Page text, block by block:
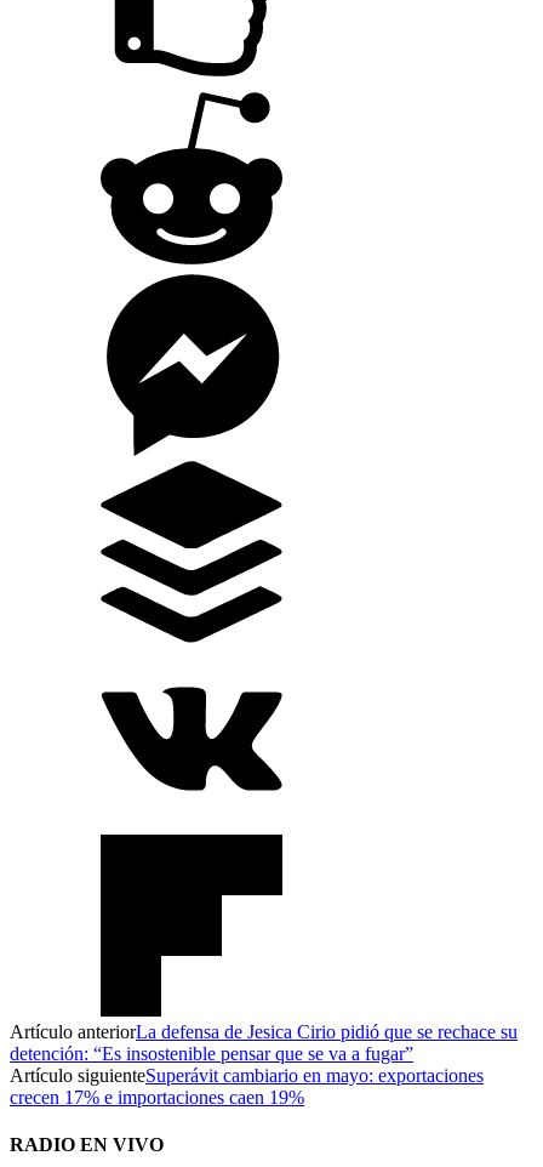
Artículo anteriorLa defensa de Jesica Cirio pidió que se rechace su
detención: “Es insostenible pensar que se va a fugar”
Artículo siguienteSuperávit cambiario en mayo: exportaciones
crecen 17% e importaciones caen 19%
RADIO EN VIVO